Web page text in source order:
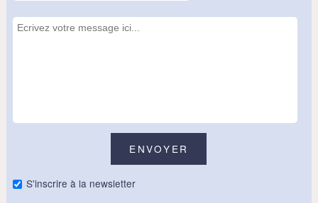
S'inscrire à la newsletter